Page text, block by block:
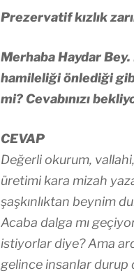
Prezervatif kızlık
Merhaba Haydar
hamileliği önlediği gibi
mi? Cevabınızı
CEVAP
Değerli okurum,
üretimi kara mizah
şaşkınlıktan beynim
Acaba dalga mı
istiyorlar diye? Ama
gelince insanlar durup